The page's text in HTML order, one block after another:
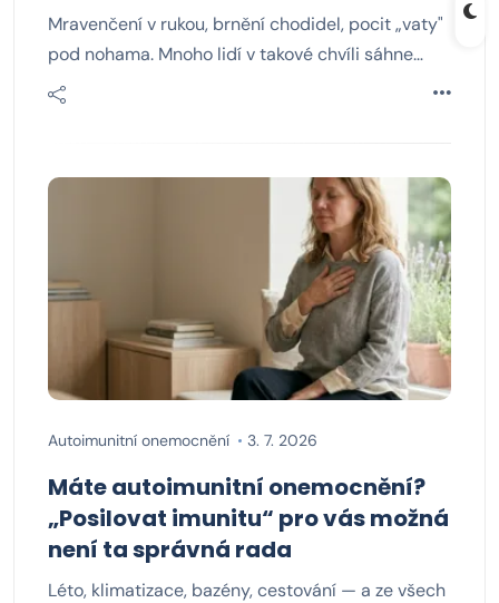
Mravenčení v rukou, brnění chodidel, pocit „vaty"
pod nohama. Mnoho lidí v takové chvíli sáhne…
Autoimunitní onemocnění 3. 7. 2026
Máte autoimunitní onemocnění?
„Posilovat imunitu“ pro vás možná
není ta správná rada
Léto, klimatizace, bazény, cestování — a ze všech